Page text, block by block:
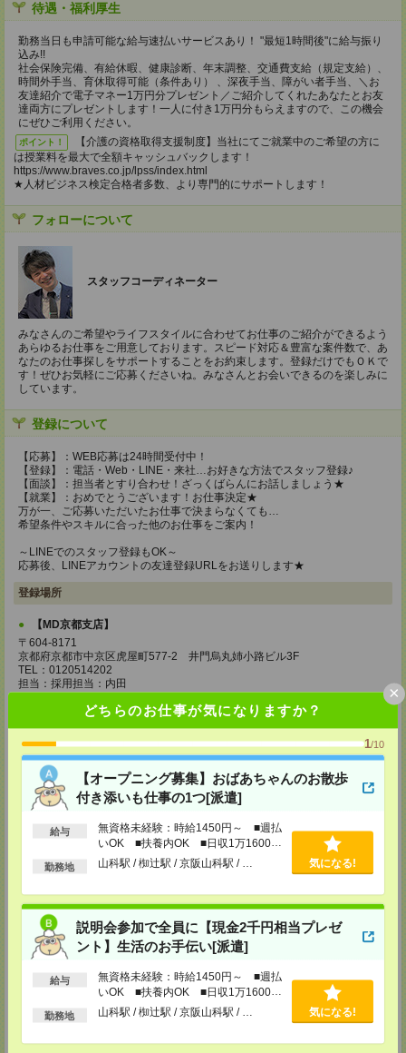
どちらのお仕事が気になりますか？
1/10
【オープニング募集】おばあちゃんのお散歩
付き添いも仕事の1つ[派遣]
給与
無資格未経験：時給1450円～ ■週払
いOK ■扶養内OK ■日収1万1600円
以上
勤務地 山科駅 / 椥辻駅 / 京阪山科駅 / … 気になる!
説明会参加で全員に【現金2千円相当プレゼ
ント】生活のお手伝い[派遣]
給与
無資格未経験：時給1450円～ ■週払
いOK ■扶養内OK ■日収1万1600円
以上
勤務地 山科駅 / 椥辻駅 / 京阪山科駅 / … 気になる!
×
待遇・福利厚生
勤務当日も申請可能な給与速払いサービスあり！ "最短1時間後"に給与振り
込み!!
社会保険完備、有給休暇、健康診断、年末調整、交通費支給（規定支給）、
時間外手当、育休取得可能（条件あり） 、深夜手当、障がい者手当、＼お
友達紹介で電子マネー1万円分プレゼント／ご紹介してくれたあなたとお友
達両方にプレゼントします！一人に付き1万円分もらえますので、この機会
にぜひご利用ください。
ポイント！
【介護の資格取得支援制度】当社にてご就業中のご希望の方に
は授業料を最大で全額キャッシュバックします！
https://www.braves.co.jp/lpss/index.html
★人材ビジネス検定合格者多数、より専門的にサポートします！
フォローについて
スタッフコーディネーター
みなさんのご希望やライフスタイルに合わせてお仕事のご紹介ができるよう
あらゆるお仕事をご用意しております。スピード対応＆豊富な案件数で、あ
なたのお仕事探しをサポートすることをお約束します。登録だけでもＯＫで
す！ぜひお気軽にご応募くださいね。みなさんとお会いできるのを楽しみに
しています。
登録について
【応募】：WEB応募は24時間受付中！
【登録】：電話・Web・LINE・来社…お好きな方法でスタッフ登録♪
【面談】：担当者とすり合わせ！ざっくばらんにお話しましょう★
【就業】：おめでとうございます！お仕事決定★
万が一、ご応募いただいたお仕事で決まらなくても…
希望条件やスキルに合った他のお仕事をご案内！
～LINEでのスタッフ登録もOK～
応募後、LINEアカウントの友達登録URLをお送りします★
登録場所
【MD京都支店】
〒604-8171
京都府京都市中京区虎屋町577-2 井門烏丸姉小路ビル3F
TEL：0120514202
担当：採用担当：内田
【MD大阪支店】
〒530-0001
大阪府大阪市北区梅田1-11-4 大阪駅前第4ビル9F
TEL：0120514202
担当：採用担当：田中
【MD南大阪支店】
大阪府大阪市天王寺区悲田院町8-22 ニッセイ天王寺ビル5F
TEL：0120514202
担当：採用担当：渕上
〒650-0034
兵庫県神戸市中央区京町69 三宮第一生命ビル11F
TEL：0120514202
担当：採用担当：井手
【MD兵庫支店】
〒650-0034
兵庫県神戸市中央区京町69 三宮第一生命ビル11F
TEL：0120514202